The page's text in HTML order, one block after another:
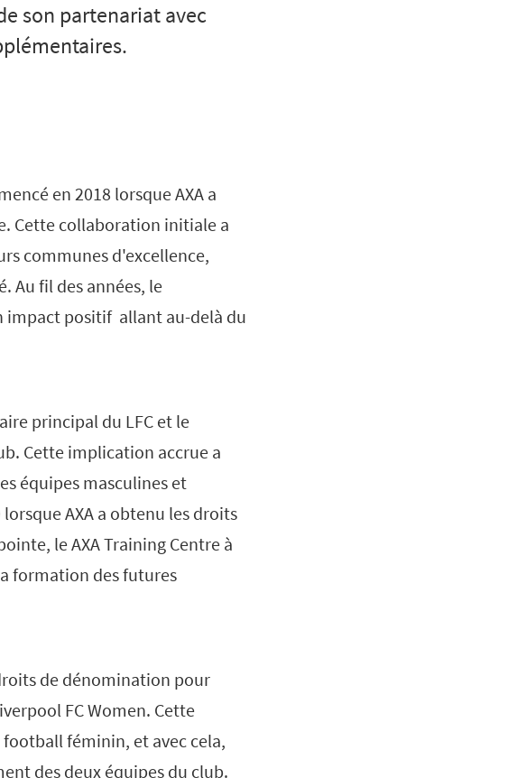
son partenariat avec
en 2018 lorsque AXA a
Cette collaboration initiale a
communes d'excellence,
Au fil des années, le
impact positif allant au-delà du
principal du LFC et le
Cette implication accrue a
équipes masculines et
AXA a obtenu les droits
le AXA Training Centre à
formation des futures
de dénomination pour
FC Women. Cette
féminin, et avec cela,
des deux équipes du club.